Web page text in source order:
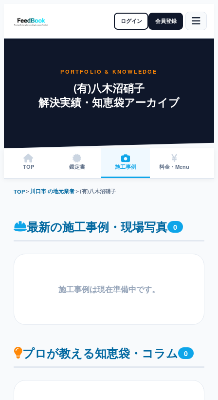
ログイン 会員登録
PORTFOLIO & KNOWLEDGE
(有)八木沼硝子
解決実績・知恵袋アーカイブ
TOP 鑑定書 施工事例 料金・Menu
TOP＞ 川口市 の地元業者＞(有)八木沼硝子
最新の施工事例・現場写真 0
施工事例は現在準備中です。
プロが教える知恵袋・コラム 0